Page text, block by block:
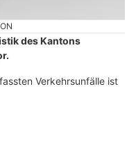
des Kantons
Verkehrsunfälle ist